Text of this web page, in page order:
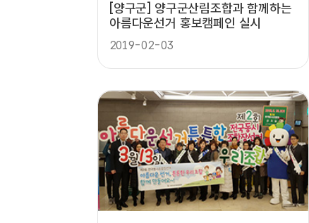
[양구군] 양구군산림조합과 함께하는
아름다운선거 홍보캠페인 실시
2019-02-03